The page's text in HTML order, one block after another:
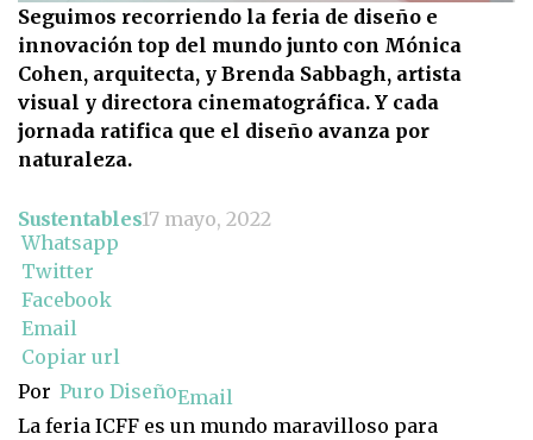
Seguimos recorriendo la feria de diseño e
innovación top del mundo junto con Mónica
Cohen, arquitecta, y Brenda Sabbagh, artista
visual y directora cinematográfica. Y cada
jornada ratifica que el diseño avanza por
naturaleza.
Sustentables17 mayo, 2022
Whatsapp
Twitter
Facebook
Email
Copiar url
Por Puro DiseñoEmail
La feria ICFF es un mundo maravilloso para